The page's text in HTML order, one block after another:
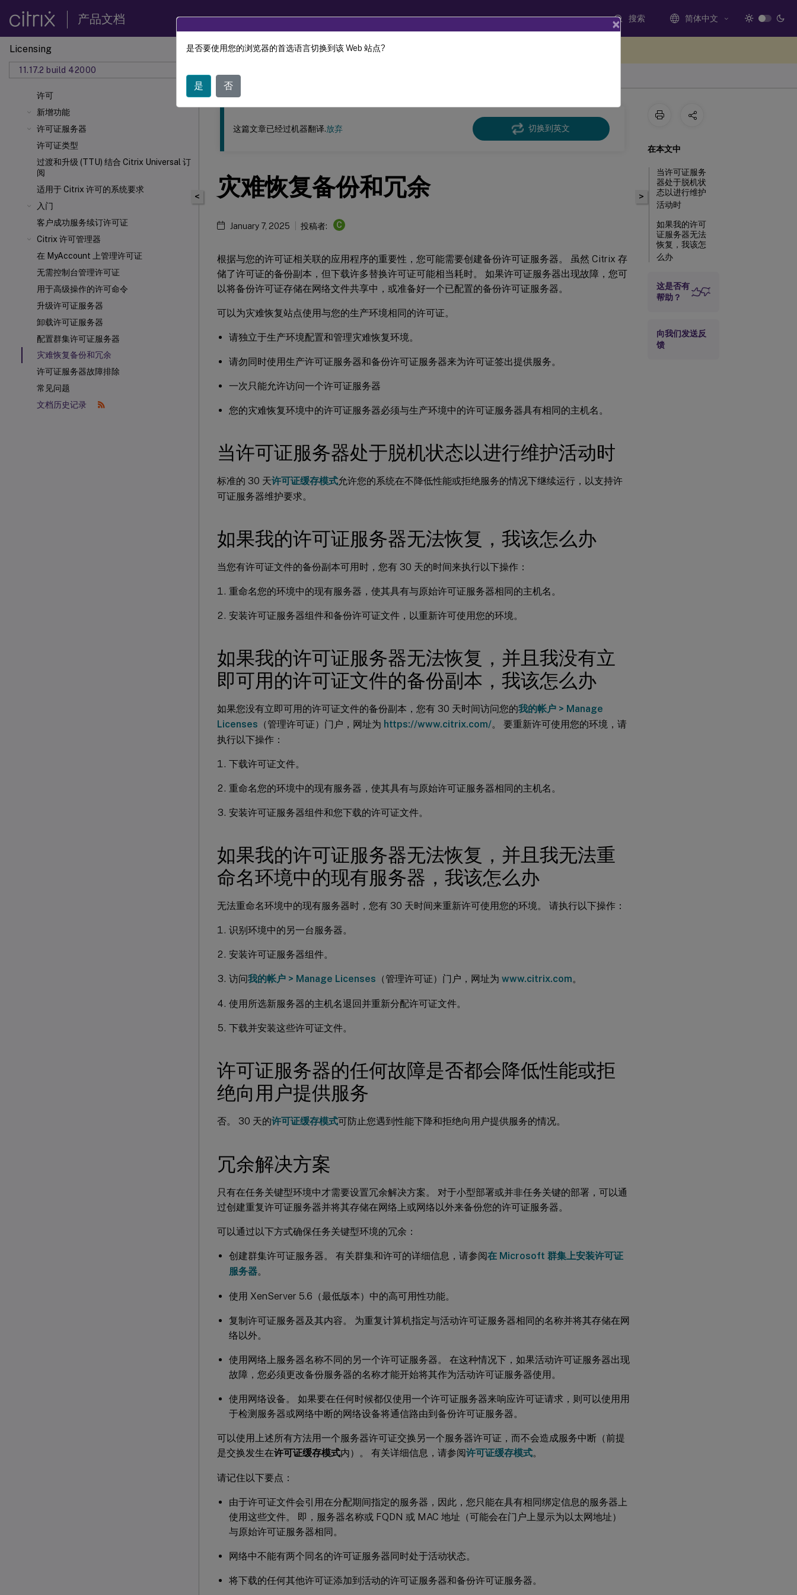
产品文档 搜索 简体中文
Licensing
11.17.2 build 42000
许可
新增功能
许可证服务器
许可证类型
过渡和升级 (TTU) 结合 Citrix Universal 订
阅
适用于 Citrix 许可的系统要求
入门
客户成功服务续订许可证
Citrix 许可管理器
在 MyAccount 上管理许可证
无需控制台管理许可证
用于高级操作的许可命令
升级许可证服务器
卸载许可证服务器
配置群集许可证服务器
灾难恢复备份和冗余
许可证服务器故障排除
常见问题
文档历史记录
此内容已经过机器动态翻译。
<
这篇文章已经过机器翻译.放弃 切换到英文
灾难恢复备份和冗余
January 7, 2025 投稿者: C
根据与您的许可证相关联的应用程序的重要性，您可能需要创建备份许可证服务器。 虽然 Citrix 存
储了许可证的备份副本，但下载许多替换许可证可能相当耗时。 如果许可证服务器出现故障，您可
以将备份许可证存储在网络文件共享中，或准备好一个已配置的备份许可证服务器。
可以为灾难恢复站点使用与您的生产环境相同的许可证。
请独立于生产环境配置和管理灾难恢复环境。
请勿同时使用生产许可证服务器和备份许可证服务器来为许可证签出提供服务。
一次只能允许访问一个许可证服务器
您的灾难恢复环境中的许可证服务器必须与生产环境中的许可证服务器具有相同的主机名。
当许可证服务器处于脱机状态以进行维护活动时
标准的 30 天许可证缓存模式允许您的系统在不降低性能或拒绝服务的情况下继续运行，以支持许
可证服务器维护要求。
如果我的许可证服务器无法恢复，我该怎么办
当您有许可证文件的备份副本可用时，您有 30 天的时间来执行以下操作：
重命名您的环境中的现有服务器，使其具有与原始许可证服务器相同的主机名。
安装许可证服务器组件和备份许可证文件，以重新许可使用您的环境。
如果我的许可证服务器无法恢复，并且我没有立
即可用的许可证文件的备份副本，我该怎么办
如果您没有立即可用的许可证文件的备份副本，您有 30 天时间访问您的我的帐户 > Manage
Licenses （管理许可证）门户，网址为 https://www.citrix.com/。 要重新许可使用您的环境，请
执行以下操作：
下载许可证文件。
重命名您的环境中的现有服务器，使其具有与原始许可证服务器相同的主机名。
安装许可证服务器组件和您下载的许可证文件。
如果我的许可证服务器无法恢复，并且我无法重
命名环境中的现有服务器，我该怎么办
无法重命名环境中的现有服务器时，您有 30 天时间来重新许可使用您的环境。 请执行以下操作：
识别环境中的另一台服务器。
安装许可证服务器组件。
访问我的帐户 > Manage Licenses （管理许可证）门户，网址为 www.citrix.com。
使用所选新服务器的主机名退回并重新分配许可证文件。
下载并安装这些许可证文件。
许可证服务器的任何故障是否都会降低性能或拒
绝向用户提供服务
否。 30 天的许可证缓存模式可防止您遇到性能下降和拒绝向用户提供服务的情况。
冗余解决方案
只有在任务关键型环境中才需要设置冗余解决方案。 对于小型部署或并非任务关键的部署，可以通
过创建重复许可证服务器并将其存储在网络上或网络以外来备份您的许可证服务器。
可以通过以下方式确保任务关键型环境的冗余：
创建群集许可证服务器。 有关群集和许可的详细信息，请参阅在 Microsoft 群集上安装许可证
服务器。
使用 XenServer 5.6（最低版本）中的高可用性功能。
复制许可证服务器及其内容。 为重复计算机指定与活动许可证服务器相同的名称并将其存储在网
络以外。
使用网络上服务器名称不同的另一个许可证服务器。 在这种情况下，如果活动许可证服务器出现
故障，您必须更改备份服务器的名称才能开始将其作为活动许可证服务器使用。
使用网络设备。 如果要在任何时候都仅使用一个许可证服务器来响应许可证请求，则可以使用用
于检测服务器或网络中断的网络设备将通信路由到备份许可证服务器。
可以使用上述所有方法用一个服务器许可证交换另一个服务器许可证，而不会造成服务中断（前提
是交换发生在许可证缓存模式内）。 有关详细信息，请参阅许可证缓存模式。
请记住以下要点：
由于许可证文件会引用在分配期间指定的服务器，因此，您只能在具有相同绑定信息的服务器上
使用这些文件。 即，服务器名称或 FQDN 或 MAC 地址（可能会在门户上显示为以太网地址）
与原始许可证服务器相同。
网络中不能有两个同名的许可证服务器同时处于活动状态。
将下载的任何其他许可证添加到活动的许可证服务器和备份许可证服务器。
>
在本文中
当许可证服务
器处于脱机状
态以进行维护
活动时
如果我的许可
证服务器无法
恢复，我该怎
么办
证服务器无法
恢复，并且我
我该怎么办
这是否有
帮助？
向我们发送反
馈
×
是否要使用您的浏览器的首选语言切换到该 Web 站点?
是 否